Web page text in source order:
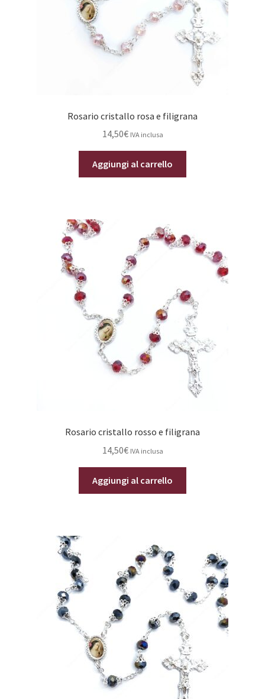
Rosario cristallo rosa e filigrana
14,50€ IVA inclusa
Aggiungi al carrello
Rosario cristallo rosso e filigrana
14,50€ IVA inclusa
Aggiungi al carrello